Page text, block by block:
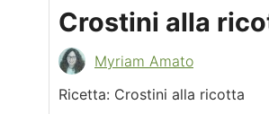
Crostini alla
Myriam Amato
Ricetta: Crostini alla ricotta